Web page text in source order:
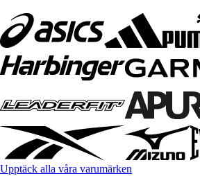
Upptäck alla våra varumärken